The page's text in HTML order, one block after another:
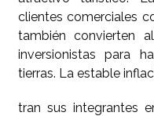
clientes comerciales
también convierten
inversionistas para
tierras. La estable
tran sus integrantes